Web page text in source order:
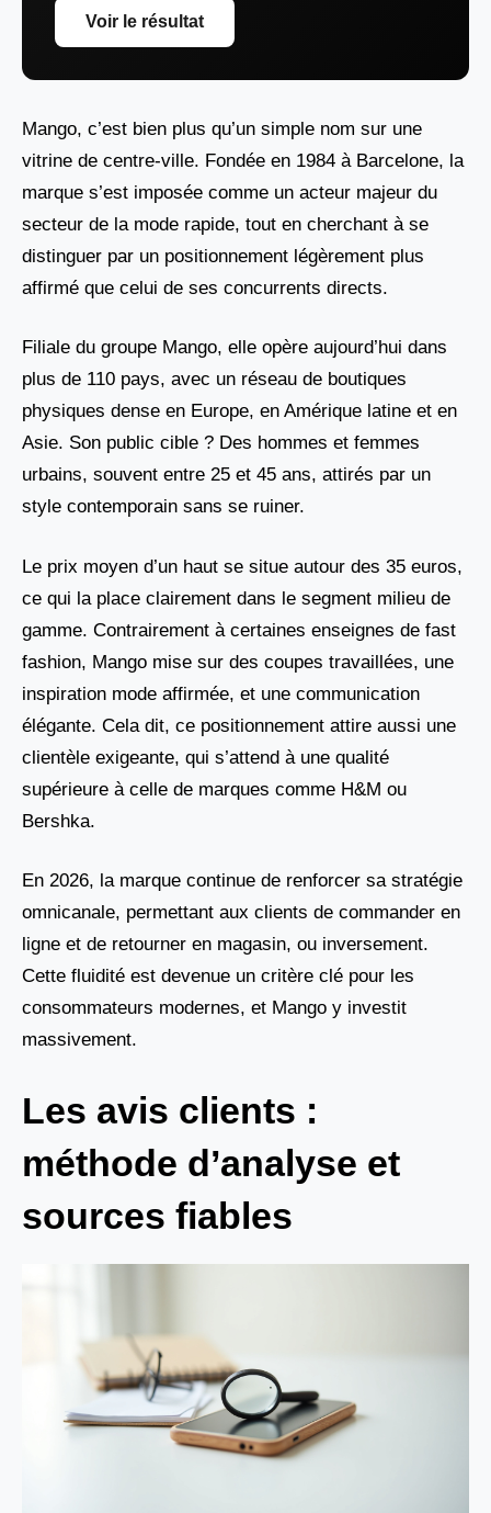
Voir le résultat
Mango, c’est bien plus qu’un simple nom sur une
vitrine de centre-ville. Fondée en 1984 à Barcelone, la
marque s’est imposée comme un acteur majeur du
secteur de la mode rapide, tout en cherchant à se
distinguer par un positionnement légèrement plus
affirmé que celui de ses concurrents directs.
Filiale du groupe Mango, elle opère aujourd’hui dans
plus de 110 pays, avec un réseau de boutiques
physiques dense en Europe, en Amérique latine et en
Asie. Son public cible ? Des hommes et femmes
urbains, souvent entre 25 et 45 ans, attirés par un
style contemporain sans se ruiner.
Le prix moyen d’un haut se situe autour des 35 euros,
ce qui la place clairement dans le segment milieu de
gamme. Contrairement à certaines enseignes de fast
fashion, Mango mise sur des coupes travaillées, une
inspiration mode affirmée, et une communication
élégante. Cela dit, ce positionnement attire aussi une
clientèle exigeante, qui s’attend à une qualité
supérieure à celle de marques comme H&M ou
Bershka.
En 2026, la marque continue de renforcer sa stratégie
omnicanale, permettant aux clients de commander en
ligne et de retourner en magasin, ou inversement.
Cette fluidité est devenue un critère clé pour les
consommateurs modernes, et Mango y investit
massivement.
Les avis clients :
méthode d’analyse et
sources fiables